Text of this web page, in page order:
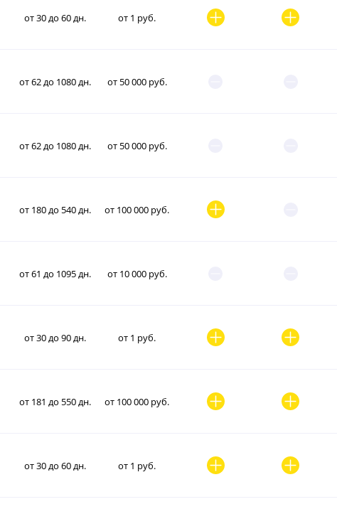
от 30 до 60 дн. от 1 руб.
от 62 до 1080 дн. от 50 000 руб.
от 62 до 1080 дн. от 50 000 руб.
от 180 до 540 дн. от 100 000 руб.
от 61 до 1095 дн. от 10 000 руб.
от 30 до 90 дн. от 1 руб.
от 181 до 550 дн. от 100 000 руб.
от 30 до 60 дн. от 1 руб.